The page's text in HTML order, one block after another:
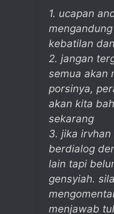
1. ucapan
kebatilan
2. jangan
semua akan
porsinya,
akan kita
sekarang
3. jika irvhan
berdialog
lain tapi
gensyiah.
menjawab